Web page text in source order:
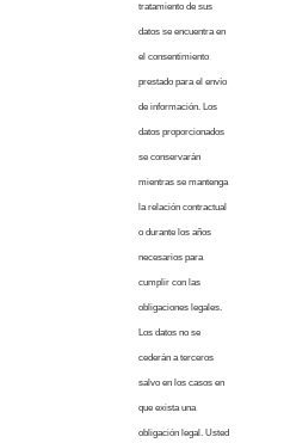
tratamiento de sus
datos se encuentra en
el consentimiento
prestado para el envío
de información. Los
datos proporcionados
se conservarán
mientras se mantenga
la relación contractual
o durante los años
necesarios para
cumplir con las
obligaciones legales.
Los datos no se
cederán a terceros
salvo en los casos en
que exista una
obligación legal. Usted